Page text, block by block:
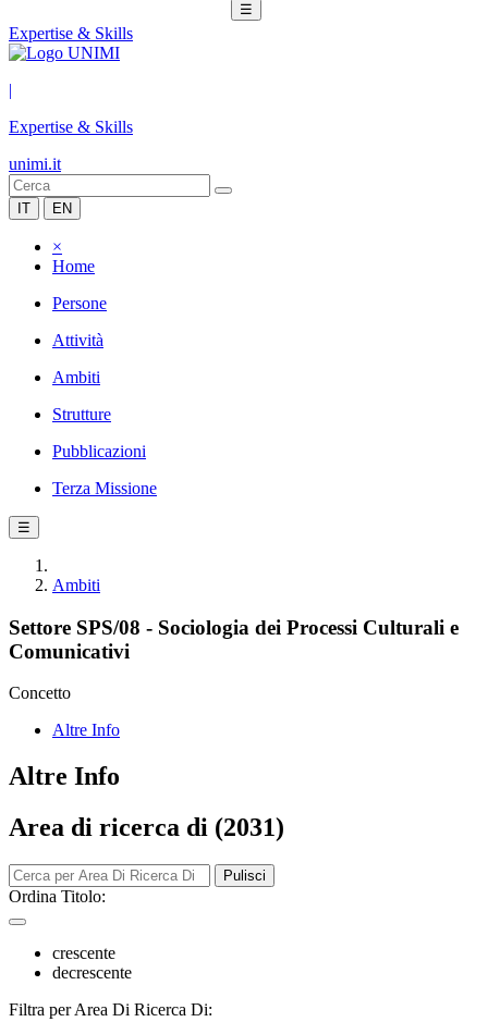
☰
Expertise & Skills
|
Expertise & Skills
unimi.it
IT EN
×
Home
Persone
Attività
Ambiti
Strutture
Pubblicazioni
Terza Missione
☰
Ambiti
Settore SPS/08 - Sociologia dei Processi Culturali e
Comunicativi
Concetto
Altre Info
Altre Info
Area di ricerca di (2031)
Pulisci
Ordina Titolo:
crescente
decrescente
Filtra per Area Di Ricerca Di: